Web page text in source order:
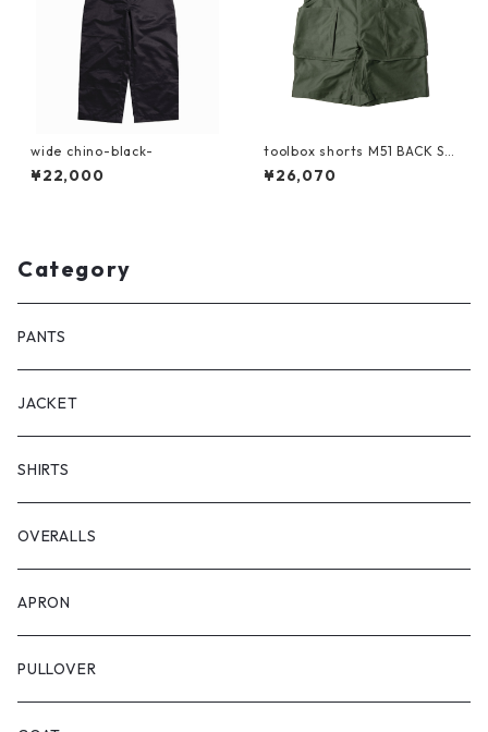
wide chino-black-
¥22,000
toolbox shorts M51 BACK SA
TEEN
¥26,070
Category
PANTS
JACKET
SHIRTS
OVERALLS
APRON
PULLOVER